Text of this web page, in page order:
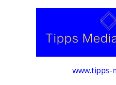
www.tipps-